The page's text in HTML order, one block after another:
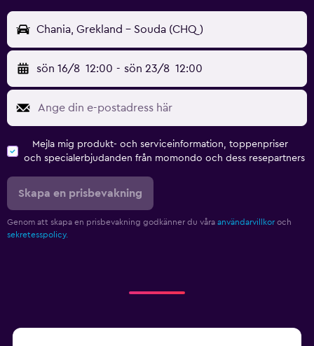
Chania, Grekland - Souda (CHQ)
sön 16/8 12:00 - sön 23/8 12:00
Mejla mig produkt- och serviceinformation, toppenpriser
och specialerbjudanden från momondo och dess resepartners
Skapa en prisbevakning
Genom att skapa en prisbevakning godkänner du våra användarvillkor och
sekretesspolicy.